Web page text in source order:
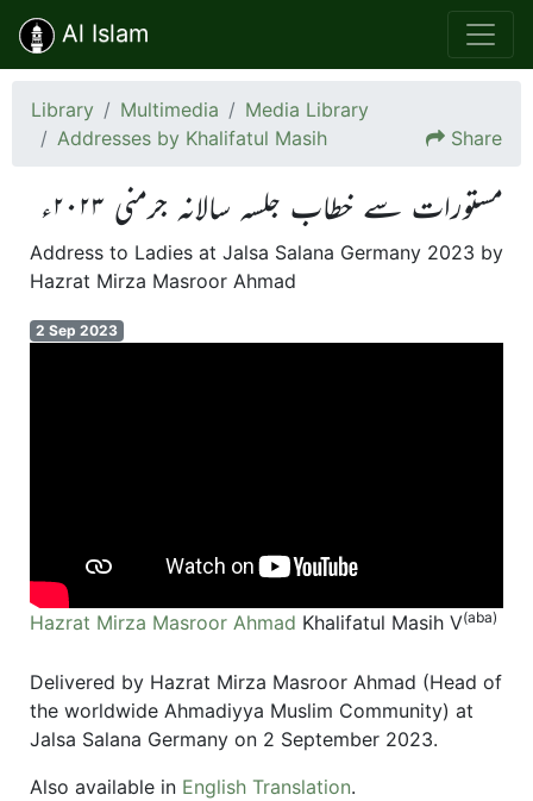
Al Islam
Library Multimedia
Media Library
Addresses by Khalifatul Masih
Share
مستورات سے خطاب جلسہ سالانہ جرمنی ۲۰۲۳ء
Address to Ladies at Jalsa Salana Germany 2023 by
Hazrat Mirza Masroor Ahmad
2 Sep 2023
Hazrat Mirza Masroor Ahmad Khalifatul Masih V(aba)
Delivered by Hazrat Mirza Masroor Ahmad (Head of
the worldwide Ahmadiyya Muslim Community) at
Jalsa Salana Germany on 2 September 2023.
Also available in English Translation.